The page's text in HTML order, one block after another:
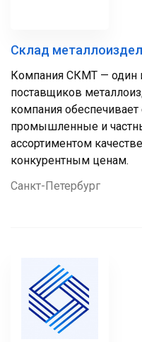
Склад
Компания СКМТ — один
поставщиков
компания обеспечивает
промышленные и
ассортиментом
конкурентным ценам.
Санкт-Петербург